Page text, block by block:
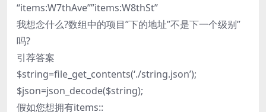
“items:W7thAve””items:W8thSt”
我想念什么?数组中的项目”下的地址”不是下一个级别”
吗?
引荐答案
$string=file_get_contents(‘./string.json’);
$json=json_decode($string);
假如您想拥有items::